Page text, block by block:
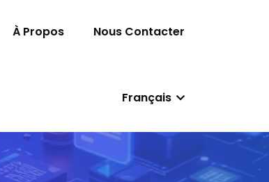
À Propos Nous Contacter
Français